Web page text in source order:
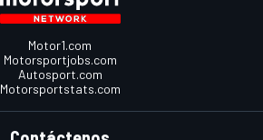
Motor1.com
Motorsportjobs.com
Autosport.com
Motorsportstats.com